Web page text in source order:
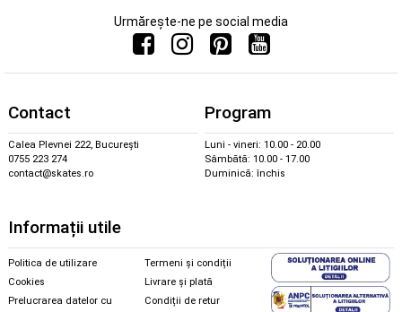
Urmărește-ne pe social media
Contact
Calea Plevnei 222, București
0755 223 274
contact@skates.ro
Program
Luni - vineri: 10.00 - 20.00
Sâmbătă: 10.00 - 17.00
Duminică: închis
Informații utile
Politica de utilizare
Cookies
Prelucrarea datelor cu
Termeni și condiții
Livrare și plată
Condiții de retur